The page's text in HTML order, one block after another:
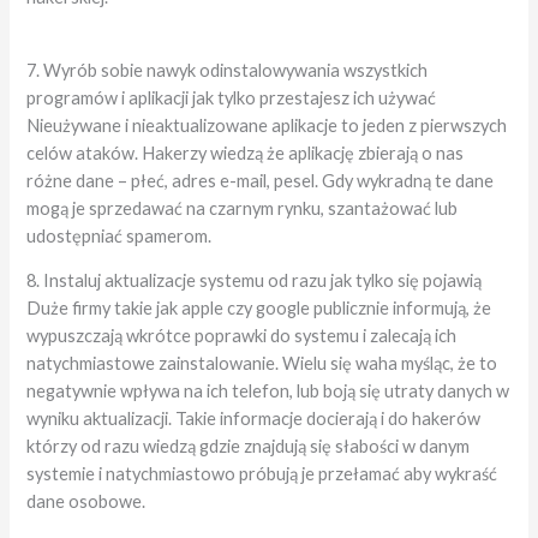
7. Wyrób sobie nawyk odinstalowywania wszystkich
programów i aplikacji jak tylko przestajesz ich używać
Nieużywane i nieaktualizowane aplikacje to jeden z pierwszych
celów ataków. Hakerzy wiedzą że aplikację zbierają o nas
różne dane – płeć, adres e-mail, pesel. Gdy wykradną te dane
mogą je sprzedawać na czarnym rynku, szantażować lub
udostępniać spamerom.
8. Instaluj aktualizacje systemu od razu jak tylko się pojawią
Duże firmy takie jak apple czy google publicznie informują, że
wypuszczają wkrótce poprawki do systemu i zalecają ich
natychmiastowe zainstalowanie. Wielu się waha myśląc, że to
negatywnie wpływa na ich telefon, lub boją się utraty danych w
wyniku aktualizacji. Takie informacje docierają i do hakerów
którzy od razu wiedzą gdzie znajdują się słabości w danym
systemie i natychmiastowo próbują je przełamać aby wykraść
dane osobowe.